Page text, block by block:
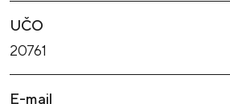
UČO
20761
E-mail